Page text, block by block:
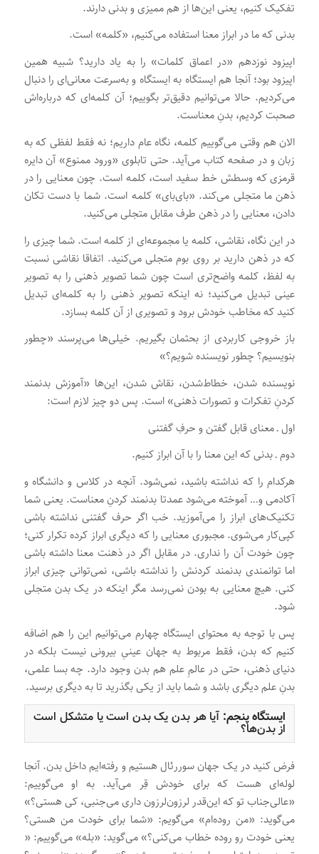
تفکیک کنیم، یعنی این‌ها از هم ممیزی و بدنی دارند.
بدنی که ما در ابراز معنا استفاده می‌کنیم، «کلمه» است.
اپیزود نوزدهم «در اعماق کلمات» را به یاد دارید؟ شبیه همین
اپیزود بود؛ آنجا هم ایستگاه به ایستگاه و به‌سرعت معانی‌ای را دنبال
می‌کردیم. حالا می‌توانیم دقیق‌تر بگوییم؛ آن کلمه‌ای که درباره‌اش
صحبت کردیم، بدنِ معناست.
الان هم وقتی می‌گوییم کلمه، نگاه عام داریم؛ نه فقط لفظی که به
زبان و در صفحه کتاب می‌آید. حتی تابلوی «ورود ممنوع» آن دایره
قرمزی که وسطش خط سفید است، کلمه است. چون معنایی را در
ذهن ما متجلی می‌کند. «بای‌بای» کلمه است. شما با دست تکان
دادن، معنایی را در ذهن طرف مقابل متجلی می‌کنید.
در این نگاه، نقاشی، کلمه یا مجموعه‌ای از کلمه است. شما چیزی را
که در ذهن دارید بر روی بوم متجلی می‌کنید. اتفاقا نقاشی نسبت
به لفظ، کلمه واضح‌تری است چون شما تصویر ذهنی را به تصویر
عینی تبدیل می‌کنید؛ نه اینکه تصویر ذهنی را به کلمه‌ای تبدیل
کنید که مخاطب خودش برود و تصویری از آن کلمه بسازد.
باز خروجی کاربردی از بحثمان بگیریم. خیلی‌ها می‌پرسند «چطور
بنویسیم؟ چطور نویسنده شویم؟»
نویسنده شدن، خطاط‌شدن، نقاش شدن، این‌ها «آموزش بدنمند
کردنِ تفکرات و تصورات ذهنی» است. پس دو چیز لازم است:
اول ـ معنای قابل گفتن و حرفِ گفتنی
دوم ـ بدنی که این معنا را با آن ابراز کنیم.
هرکدام را که نداشته باشید، نمی‌شود. آنچه در کلاس و دانشگاه و
آکادمی و… آموخته می‌شود عمدتا بدنمند کردنِ معناست. یعنی شما
تکنیک‌های ابراز را می‌آموزید. خب اگر حرف گفتنی نداشته باشی
کپی‌کار می‌شوی. مجبوری معنایی را که دیگری ابراز کرده تکرار کنی؛
چون خودت آن را نداری. در مقابل اگر در ذهنت معنا داشته باشی
اما توانمندی بدنمند کردنش را نداشته باشی، نمی‌توانی چیزی ابراز
کنی. هیچ معنایی به بودن نمی‌رسد مگر اینکه در یک بدن متجلی
شود.
پس با توجه به محتوای ایستگاه چهارم می‌توانیم این را هم اضافه
کنیم که بدن، فقط مربوط به جهان عینیِ بیرونی نیست بلکه در
دنیای ذهنی، حتی در عالمِ علم هم بدن وجود دارد. چه بسا علمی،
بدنِ علم دیگری باشد و شما باید از یکی بگذرید تا به دیگری برسید.
ایستگاه پنجم: آیا هر بدن یک بدن است یا متشکل است
از بدن‌ها؟
فرض کنید در یک جهان سوررئال هستیم و رفته‌ایم داخل بدن. آنجا
لوله‌ای هست که برای خودش قِر می‌آید. به او می‌گوییم:
«عالی‌جناب تو که این‌قدر لرزون‌لرزون داری می‌جنبی، کی هستی؟»
می‌گوید: «من روده‌ام» می‌گویم: «شما برای خودت من هستی؟
یعنی خودت رو روده خطاب می‌کنی؟» می‌گوید: «بله» می‌گوییم: «